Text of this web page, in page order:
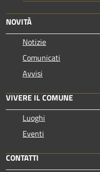
NOVITÀ
Notizie
Comunicati
Avvisi
VIVERE IL COMUNE
Luoghi
Eventi
CONTATTI